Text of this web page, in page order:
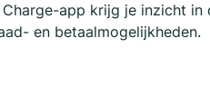
app krijg je inzicht
en betaalmogelijkheden.